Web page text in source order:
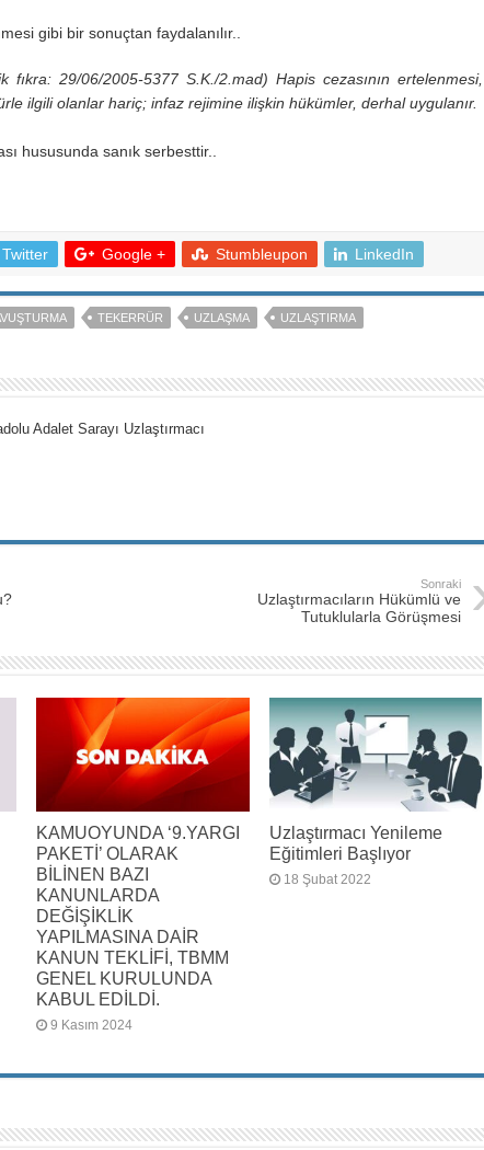
gibi bir sonuçtan faydalanılır..
fıkra: 29/06/2005-5377 S.K./2.mad) Hapis cezasının ertelenmesi,
ilgili olanlar hariç; infaz rejimine ilişkin hükümler, derhal uygulanır.
hususunda sanık serbesttir..
Twitter Google + Stumbleupon LinkedIn
TEKERRÜR UZLAŞMA UZLAŞTIRMA
Adalet Sarayı Uzlaştırmacı
Sonraki
Uzlaştırmacıların Hükümlü ve
Tutuklularla Görüşmesi
KAMUOYUNDA ‘9.YARGI
PAKETİ’ OLARAK
BİLİNEN BAZI
KANUNLARDA
DEĞİŞİKLİK
YAPILMASINA DAİR
KANUN TEKLİFİ, TBMM
GENEL KURULUNDA
KABUL EDİLDİ.
9 Kasım 2024
Uzlaştırmacı Yenileme
Eğitimleri Başlıyor
18 Şubat 2022